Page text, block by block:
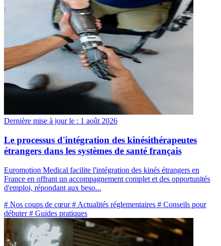
Dernière mise à jour le : 1 août 2026
Le processus d'intégration des kinésithérapeutes
étrangers dans les systèmes de santé français
Euromotion Medical facilite l'intégration des kinés étrangers en
France en offrant un accompagnement complet et des opportunités
d'emploi, répondant aux beso...
# Nos coups de cœur # Actualités réglementaires # Conseils pour
débuter # Guides pratiques